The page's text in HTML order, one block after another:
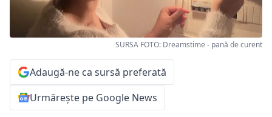
SURSA FOTO: Dreamstime - pană de curent
Adaugă-ne ca sursă preferată
Urmărește pe Google News